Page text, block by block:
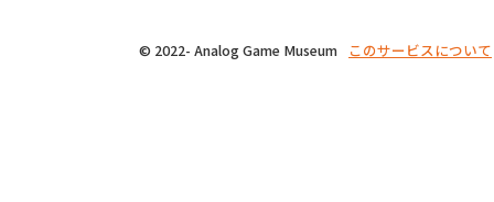
© 2022- Analog Game Museum このサービスについて